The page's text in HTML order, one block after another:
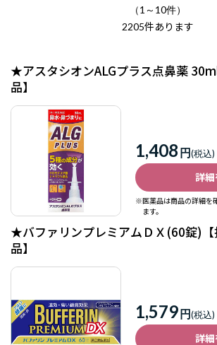
下痢止め
（1～10件）
2205件あります
★アスタシオンALGプラス点鼻薬
品】
1,408 円
詳
※医薬品は商品の詳細を
ます。
★バファリンプレミアムＤＸ(60錠)
品】
1,579 円
詳